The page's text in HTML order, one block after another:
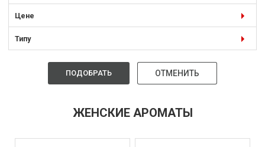
используем только высококачественные натуральные
преображается в течение дня, раскрывая новые грани
и подчеркивая вашу уникальность.
В нашем каталоге вы найдете широкий выбор женских
Ищете ли вы легкий аромат для повседневной жизни
или чувственный парфюм для особого случая,
Цене
Типу
ПОДОБРАТЬ ОТМЕНИТЬ
ЖЕНСКИЕ АРОМАТЫ